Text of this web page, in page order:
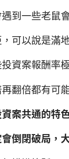
到一些老鼠
可以說是滿
資案報酬率
翻倍都有可
案共通的特
倒閉破局，